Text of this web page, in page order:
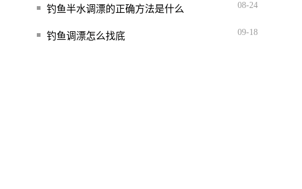
钓鱼半水调漂的正确方法是什么 08-24
钓鱼调漂怎么找底 09-18